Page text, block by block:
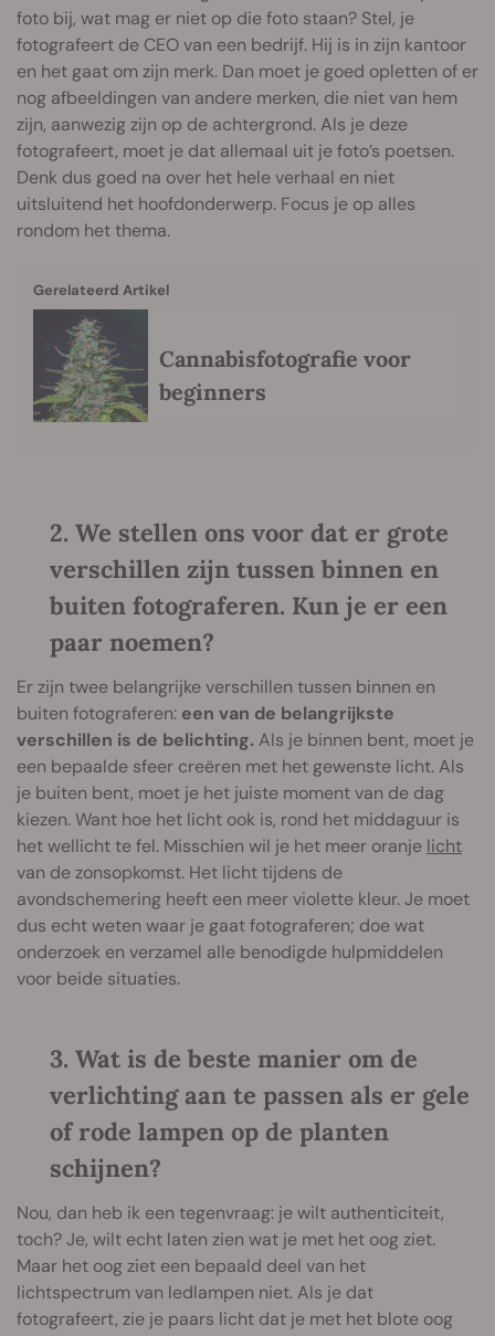
foto bij, wat mag er niet op die foto staan? Stel, je
fotografeert de CEO van een bedrijf. Hij is in zijn kantoor
en het gaat om zijn merk. Dan moet je goed opletten of er
nog afbeeldingen van andere merken, die niet van hem
zijn, aanwezig zijn op de achtergrond. Als je deze
fotografeert, moet je dat allemaal uit je foto’s poetsen.
Denk dus goed na over het hele verhaal en niet
uitsluitend het hoofdonderwerp. Focus je op alles
rondom het thema.
Gerelateerd Artikel
Cannabisfotografie voor
beginners
2. We stellen ons voor dat er grote
verschillen zijn tussen binnen en
buiten fotograferen. Kun je er een
paar noemen?
Er zijn twee belangrijke verschillen tussen binnen en
buiten fotograferen: een van de belangrijkste
verschillen is de belichting. Als je binnen bent, moet je
een bepaalde sfeer creëren met het gewenste licht. Als
je buiten bent, moet je het juiste moment van de dag
kiezen. Want hoe het licht ook is, rond het middaguur is
het wellicht te fel. Misschien wil je het meer oranje licht
van de zonsopkomst. Het licht tijdens de
avondschemering heeft een meer violette kleur. Je moet
dus echt weten waar je gaat fotograferen; doe wat
onderzoek en verzamel alle benodigde hulpmiddelen
voor beide situaties.
3. Wat is de beste manier om de
verlichting aan te passen als er gele
of rode lampen op de planten
schijnen?
Nou, dan heb ik een tegenvraag: je wilt authenticiteit,
toch? Je, wilt echt laten zien wat je met het oog ziet.
Maar het oog ziet een bepaald deel van het
lichtspectrum van ledlampen niet. Als je dat
fotografeert, zie je paars licht dat je met het blote oog